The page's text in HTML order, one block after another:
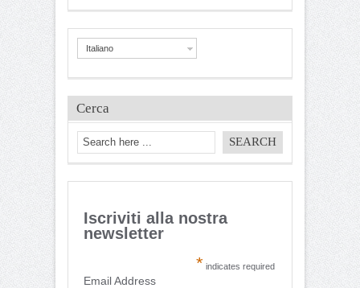
Italiano
Cerca
Iscriviti alla nostra
newsletter
* indicates required
Email Address